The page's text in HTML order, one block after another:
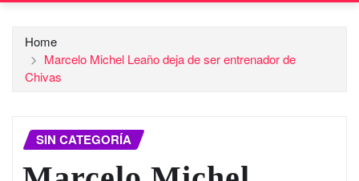
Home
Marcelo Michel Leaño deja de ser entrenador de
Chivas
SIN CATEGORÍA